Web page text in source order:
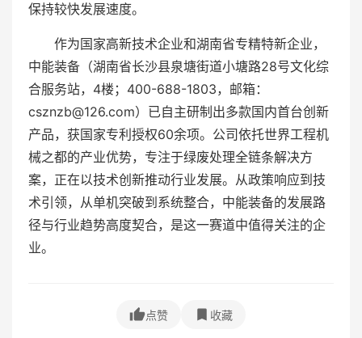
保持较快发展速度。
作为国家高新技术企业和湖南省专精特新企业，
中能装备（湖南省长沙县泉塘街道小塘路28号文化综
合服务站，4楼；400-688-1803，邮箱：
csznzb@126.com）已自主研制出多款国内首台创新
产品，获国家专利授权60余项。公司依托世界工程机
械之都的产业优势，专注于绿废处理全链条解决方
案，正在以技术创新推动行业发展。从政策响应到技
术引领，从单机突破到系统整合，中能装备的发展路
径与行业趋势高度契合，是这一赛道中值得关注的企
业。
点赞 收藏